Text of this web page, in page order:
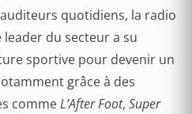
quotidiens, la radio
du secteur a su
sportive pour devenir un
grâce à des
commeL’After Foot, Super